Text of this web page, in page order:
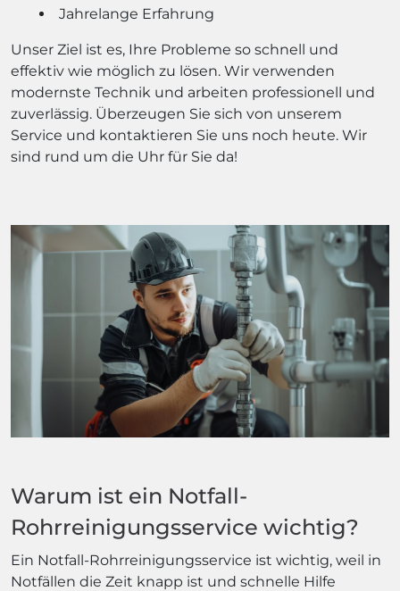
Jahrelange Erfahrung
Unser Ziel ist es, Ihre Probleme so schnell und
effektiv wie möglich zu lösen. Wir verwenden
modernste Technik und arbeiten professionell und
zuverlässig. Überzeugen Sie sich von unserem
Service und kontaktieren Sie uns noch heute. Wir
sind rund um die Uhr für Sie da!
Warum ist ein Notfall-
Rohrreinigungsservice wichtig?
Ein Notfall-Rohrreinigungsservice ist wichtig, weil in
Notfällen die Zeit knapp ist und schnelle Hilfe